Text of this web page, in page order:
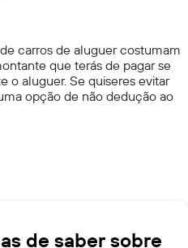
carros de aluguer costumam
que terás de pagar se
o aluguer. Se quiseres evitar
opção de não dedução ao
de saber sobre